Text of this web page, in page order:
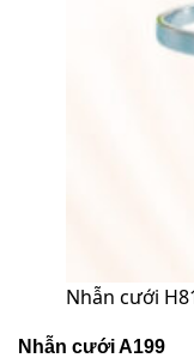
Nhẫn cưới
Nhẫn cưới A199